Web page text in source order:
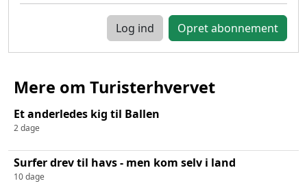
Log ind
Mere om Turisterhvervet
Et anderledes kig til Ballen
2 dage
Surfer drev til havs - men kom selv i land
10 dage